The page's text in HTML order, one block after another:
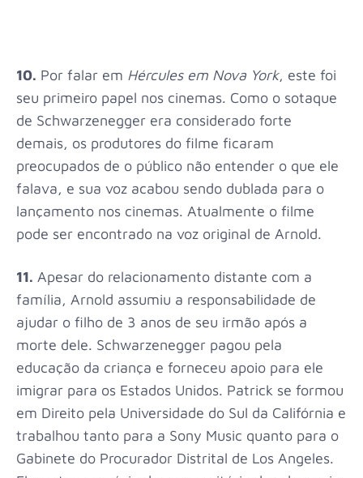
10. Por falar em Hércules em Nova York, este foi
seu primeiro papel nos cinemas. Como o sotaque
de Schwarzenegger era considerado forte
demais, os produtores do filme ficaram
preocupados de o público não entender o que ele
falava, e sua voz acabou sendo dublada para o
lançamento nos cinemas. Atualmente o filme
pode ser encontrado na voz original de Arnold.
11. Apesar do relacionamento distante com a
família, Arnold assumiu a responsabilidade de
ajudar o filho de 3 anos de seu irmão após a
morte dele. Schwarzenegger pagou pela
educação da criança e forneceu apoio para ele
imigrar para os Estados Unidos. Patrick se formou
em Direito pela Universidade do Sul da Califórnia e
trabalhou tanto para a Sony Music quanto para o
Gabinete do Procurador Distrital de Los Angeles.